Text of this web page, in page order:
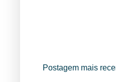
Postagem mais